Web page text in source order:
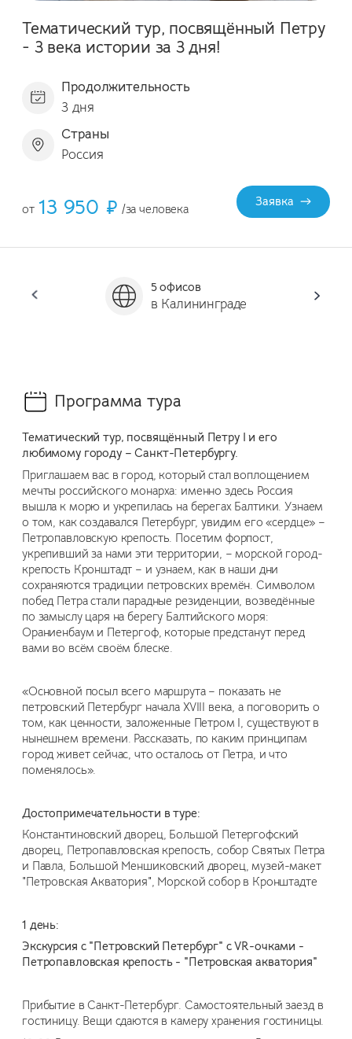
Тематический тур, посвящённый Петру
- 3 века истории за 3 дня!
Продолжительность
3 дня
Страны
Россия
от 13 950 ₽ /за человека
Заявка
5 офисов
в Калининграде
Программа тура
Тематический тур, посвящённый Петру I и его
любимому городу – Санкт-Петербургу.
Приглашаем вас в город, который стал воплощением
мечты российского монарха: именно здесь Россия
вышла к морю и укрепилась на берегах Балтики. Узнаем
о том, как создавался Петербург, увидим его «сердце» –
Петропавловскую крепость. Посетим форпост,
укрепивший за нами эти территории, – морской город-
крепость Кронштадт – и узнаем, как в наши дни
сохраняются традиции петровских времён. Символом
побед Петра стали парадные резиденции, возведённые
по замыслу царя на берегу Балтийского моря:
Ораниенбаум и Петергоф, которые предстанут перед
вами во всём своём блеске.
«Основной посыл всего маршрута – показать не
петровский Петербург начала XVIII века, а поговорить о
том, как ценности, заложенные Петром I, существуют в
нынешнем времени. Рассказать, по каким принципам
город живет сейчас, что осталось от Петра, и что
поменялось».
Достопримечательности в туре:
Константиновский дворец, Большой Петергофский
дворец, Петропавловская крепость, собор Святых Петра
и Павла, Большой Меншиковский дворец, музей-макет
"Петровская Акватория", Морской собор в Кронштадте
1 день:
Экскурсия с "Петровский Петербург" с VR-очками -
Петропавловская крепость - "Петровская акватория"
Прибытие в Санкт-Петербург. Самостоятельный заезд в
гостиницу. Вещи сдаются в камеру хранения гостиницы.